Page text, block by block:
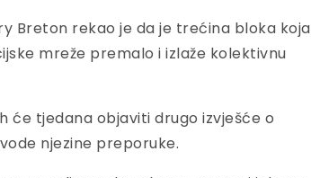
Breton rekao je da je trećina bloka koja
mreže premalo i izlaže kolektivnu
će tjedana objaviti drugo izvješće o
njezine preporuke.